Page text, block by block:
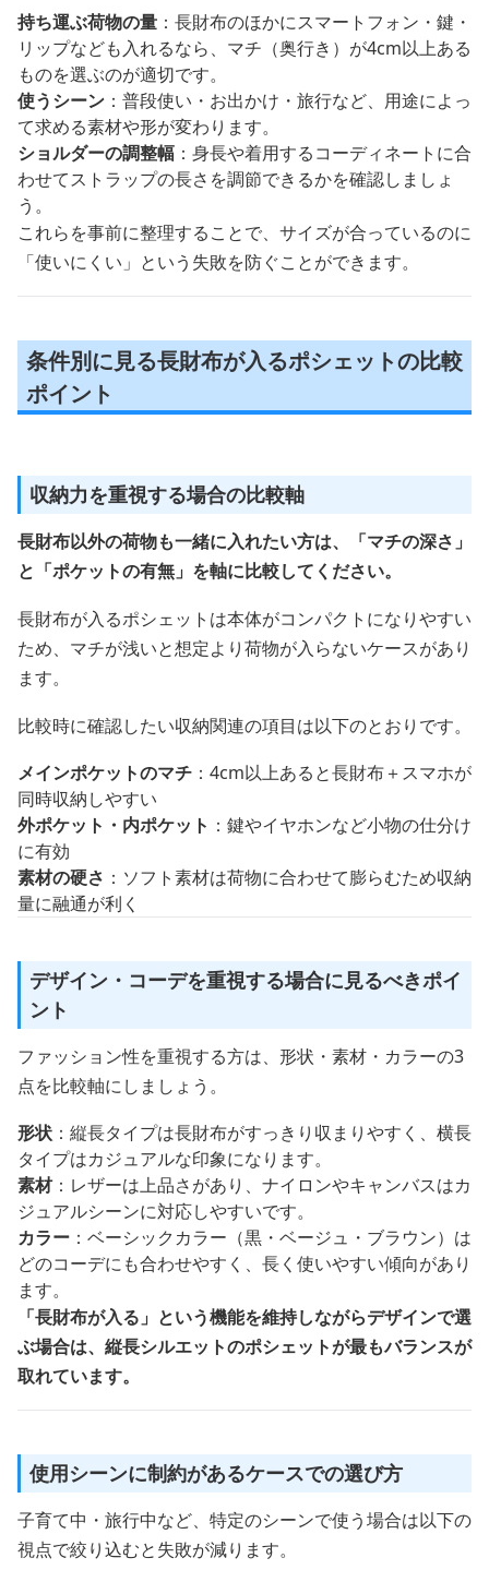
持ち運ぶ荷物の量 ：長財布のほかにスマートフォン・鍵・
リップなども入れるなら、マチ（奥行き）が4cm以上ある
ものを選ぶのが適切です。
使うシーン ：普段使い・お出かけ・旅行など、用途によっ
て求める素材や形が変わります。
ショルダーの調整幅 ：身長や着用するコーディネートに合
わせてストラップの長さを調節できるかを確認しましょ
う。
これらを事前に整理することで、サイズが合っているのに
「使いにくい」という失敗を防ぐことができます。
条件別に見る長財布が入るポシェットの比較
ポイント
収納力を重視する場合の比較軸
長財布以外の荷物も一緒に入れたい方は、「マチの深さ」
と「ポケットの有無」を軸に比較してください。
長財布が入るポシェットは本体がコンパクトになりやすい
ため、マチが浅いと想定より荷物が入らないケースがあり
ます。
比較時に確認したい収納関連の項目は以下のとおりです。
メインポケットのマチ ：4cm以上あると長財布＋スマホが
同時収納しやすい
外ポケット・内ポケット ：鍵やイヤホンなど小物の仕分け
に有効
素材の硬さ ：ソフト素材は荷物に合わせて膨らむため収納
量に融通が利く
デザイン・コーデを重視する場合に見るべきポイ
ント
ファッション性を重視する方は、形状・素材・カラーの3
点を比較軸にしましょう。
形状 ：縦長タイプは長財布がすっきり収まりやすく、横長
タイプはカジュアルな印象になります。
素材：レザーは上品さがあり、ナイロンやキャンバスはカ
ジュアルシーンに対応しやすいです。
カラー ：ベーシックカラー（黒・ベージュ・ブラウン）は
どのコーデにも合わせやすく、長く使いやすい傾向があり
ます。
「長財布が入る」という機能を維持しながらデザインで選
ぶ場合は、縦長シルエットのポシェットが最もバランスが
取れています。
使用シーンに制約があるケースでの選び方
子育て中・旅行中など、特定のシーンで使う場合は以下の
視点で絞り込むと失敗が減ります。